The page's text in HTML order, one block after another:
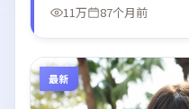
11万 87个月前
最新